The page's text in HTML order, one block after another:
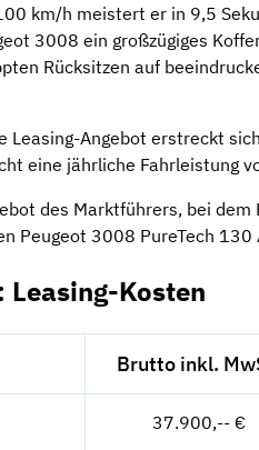
km/h meistert er in 9,5
3008 ein großzügiges
Rücksitzen auf
Leasing-Angebot erstreckt
eine jährliche Fahrleistung
des Marktführers, bei
Peugeot 3008 PureTech 130
Leasing-Kosten
Brutto inkl.
37.900,-- €